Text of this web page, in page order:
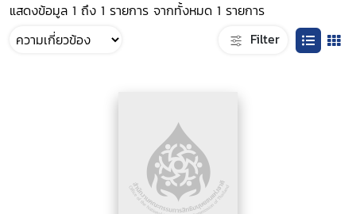
แสดงข้อมูล 1 ถึง 1 รายการ จากทั้งหมด 1 รายการ
Filter